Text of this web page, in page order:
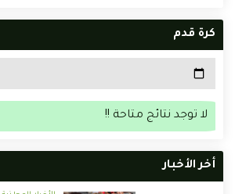
كرة قدم
لا توجد نتائج متاحة !!
أخر الأخبار